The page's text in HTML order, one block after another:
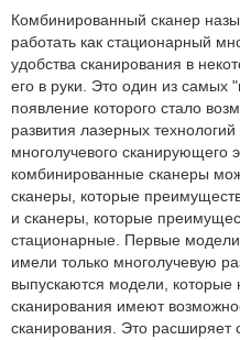
Комбинированный сканер
работать как стационарный
удобства сканирования в
его в руки. Это один из самых
появление которого стало
развития лазерных
многолучевого сканирующего
комбинированные сканеры
сканеры, которые
и сканеры, которые
стационарные. Первые
имели только многолучевую
выпускаются модели,
сканирования имеют
сканирования. Это